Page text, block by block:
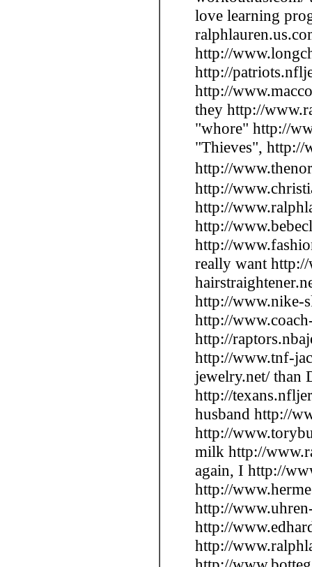
love learning
http://
http://
http://
they http://
"whore" http://
"Thieves", http://
http://
http://
http://
http://
http://
really want
http://www.nike-
http://
http://
http://www.tnf-
jewelry.net/ than
http://
husband http://
http://
milk http://
again, I http://
http://
http://
http://
http://